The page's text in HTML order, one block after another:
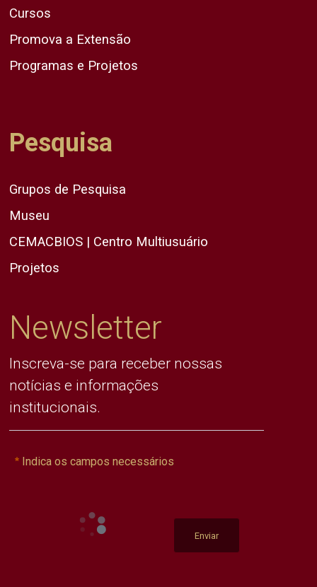
Cursos
Promova a Extensão
Programas e Projetos
Pesquisa
Grupos de Pesquisa
Museu
CEMACBIOS | Centro Multiusuário
Projetos
Newsletter
Inscreva-se para receber nossas
notícias e informações
institucionais.
Indica os campos necessários
Enviar